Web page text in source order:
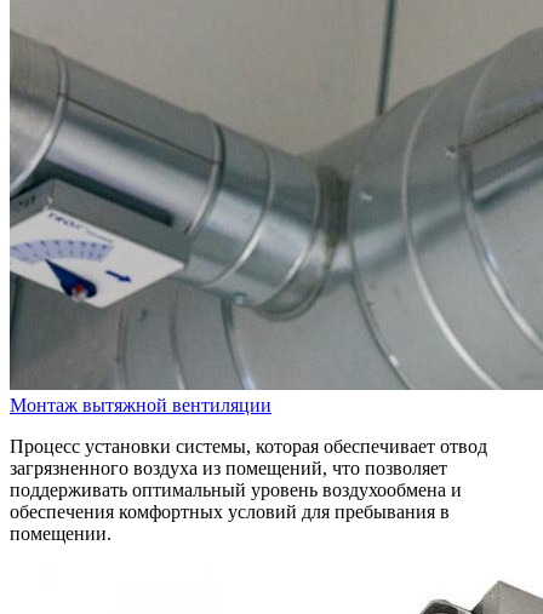
Монтаж вытяжной вентиляции
Процесс установки системы, которая обеспечивает отвод
загрязненного воздуха из помещений, что позволяет
поддерживать оптимальный уровень воздухообмена и
обеспечения комфортных условий для пребывания в
помещении.